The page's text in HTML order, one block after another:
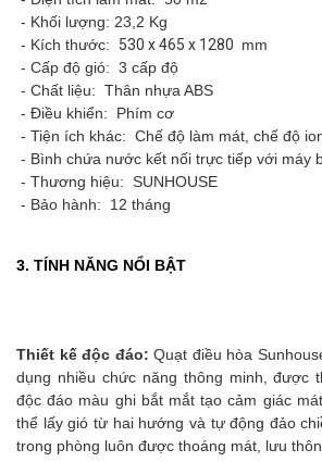
- Khối lượng: 23,2 Kg
- Kích thước: 530 x 465 x 1280 mm
- Cấp độ gió: 3 cấp độ
- Chất liệu: Thân nhựa ABS
- Điều khiển: Phím cơ
- Tiện ích khác: Chế độ làm mát, chế độ
- Bình chứa nước kết nối trực tiếp với máy
- Thương hiệu: SUNHOUSE
- Bảo hành: 12 tháng
3. TÍNH NĂNG NỔI BẬT
Thiết kế độc đáo: Quạt điều hòa
dụng nhiều chức năng thông minh, được
độc đáo màu ghi bắt mắt tạo cảm giác
thể lấy gió từ hai hướng và tự động đảo
trong phòng luôn được thoáng mát, lưu